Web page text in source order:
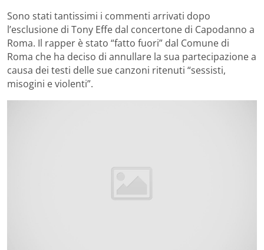
Sono stati tantissimi i commenti arrivati dopo
l’esclusione di Tony Effe dal concertone di Capodanno a
Roma. Il rapper è stato “fatto fuori” dal Comune di
Roma che ha deciso di annullare la sua partecipazione a
causa dei testi delle sue canzoni ritenuti “sessisti,
misogini e violenti”.